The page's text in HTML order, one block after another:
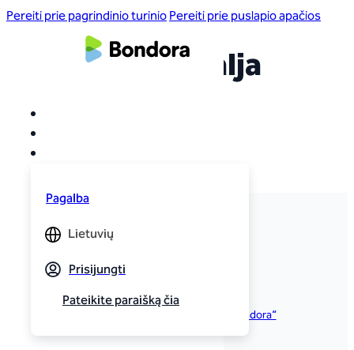
Pereiti prie pagrindinio turinioPereiti prie puslapio apačios
Pagalba
Lietuvių
Prisijungti
Pateikite paraišką čia
Autorius:Natalja
Zasheva
Nieko nerasta.
Apie mus
Apie Bondora
Karjera bendrovėje „Bondora“
„Bondora Eesti“